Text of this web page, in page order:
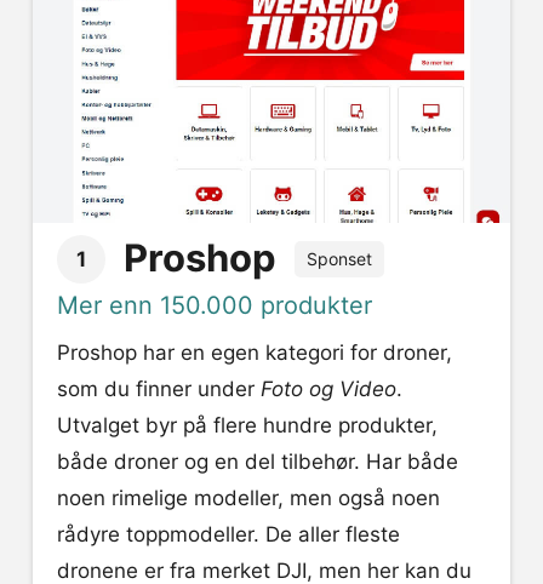
1 Proshop Sponset
Mer enn 150.000 produkter
Proshop har en egen kategori for droner,
som du finner under Foto og Video.
Utvalget byr på flere hundre produkter,
både droner og en del tilbehør. Har både
noen rimelige modeller, men også noen
rådyre toppmodeller. De aller fleste
dronene er fra merket DJI, men her kan du